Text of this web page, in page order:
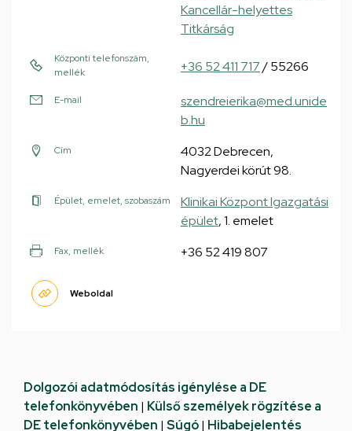
Kancellár-helyettes
Titkárság
Központi telefonszám,
mellék
+36 52 411 717/ 55266
E-mail
szendreierika@med.unide
b.hu
Cím
4032 Debrecen,
Nagyerdei körút 98.
Épület, emelet, szobaszám
Klinikai Központ Igazgatási
épület, 1. emelet
Fax, mellék +36 52 419 807
Weboldal
Dolgozói adatmódosítás igénylése a DE
telefonkönyvében | Külső személyek rögzítése a
DE telefonkönyvében | Súgó| Hibabejelentés